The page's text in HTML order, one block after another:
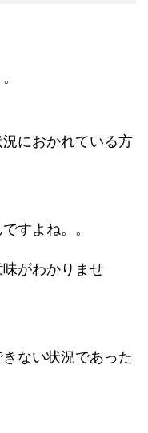
におかれている方
すよね。。
がわかりませ
ない状況であった